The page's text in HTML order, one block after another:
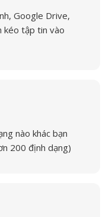
Google Drive,
kéo tập tin vào
nào khác bạn
200 định dạng)